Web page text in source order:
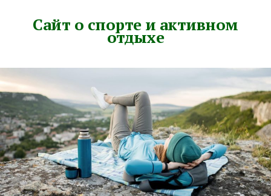
Сайт о спорте и активном
отдыхе